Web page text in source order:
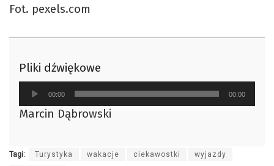
Fot. pexels.com
Pliki dźwiękowe
Odtwarzacz
plików
dźwiękowych
00:00 00:00
Marcin Dąbrowski
Tagi: Turystyka wakacje ciekawostki wyjazdy